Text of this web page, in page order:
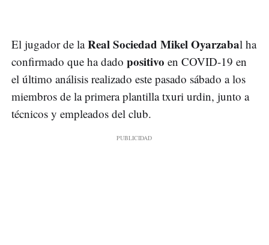
El jugador de laReal Sociedad Mikel Oyarzabal ha
confirmado que ha dado positivo en COVID-19 en
el último análisis realizado este pasado sábado a los
miembros de la primera plantilla txuri urdin, junto a
técnicos y empleados del club.